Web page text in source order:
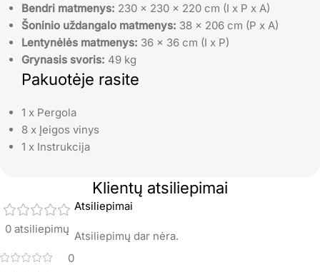
Bendri matmenys: 230 x 230 x 220 cm (I x P x A)
Šoninio uždangalo matmenys: 38 x 206 cm (P x A)
Lentynėlės matmenys: 36 x 36 cm (I x P)
Grynasis svoris: 49 kg
Pakuotėje rasite
1 x Pergola
8 x Įeigos vinys
1 x Instrukcija
Klientų atsiliepimai
0 atsiliepimų
0
Atsiliepimai
Atsiliepimų dar nėra.